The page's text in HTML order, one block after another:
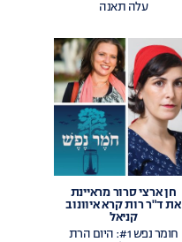
עלה תאנה
חן ארצי סרור מראיינת
את ד"ר רות קרא איוונוב
קניאל
חומר נפש #1: היום הרת